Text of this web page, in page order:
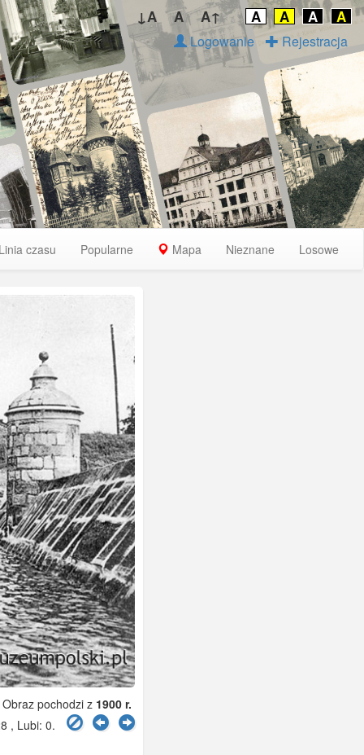
↓A A A↑ A A A A
Logowanie Rejestracja
Linia czasu Popularne Mapa Nieznane Losowe
Obraz pochodzi z 1900 r.
, Lubi: 0.